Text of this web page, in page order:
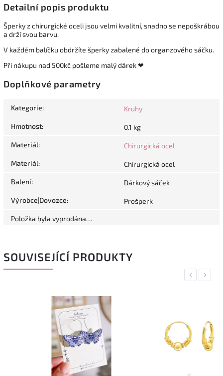
Detailní popis produktu
Šperky z chirurgické oceli jsou velmi kvalitní, snadno se nepoškrábou
a drží svou barvu.
V každém balíčku obdržíte šperky zabalené do organzového sáčku.
Při nákupu nad 500kč pošleme malý dárek ❤
Doplňkové parametry
Kategorie: Kruhy
Hmotnost: 0.1 kg
Materiál: Chirurgická ocel
Materiál: Chirurgická ocel
Balení: Dárkový sáček
Výrobce|Dovozce: Prošperk
Položka byla vyprodána…
SOUVISEJÍCÍ PRODUKTY
Previous
Next